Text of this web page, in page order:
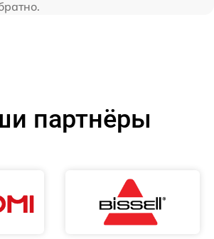
партнёры